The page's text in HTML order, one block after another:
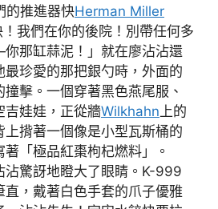
的推進器快Herman Miller
我們在你的後院！別帶任何多
那缸蒜泥！」就在廖沾沾還
珍愛的那把銀勺時，外面的
擊。一個穿著黑色燕尾服、
吉娃娃，正從牆Wilkhahn 上的
揹著一個像是小型瓦斯桶的
「極品紅棗枸杞燃料」。
驚訝地瞪大了眼睛。K-999
直，戴著白色手套的爪子優雅